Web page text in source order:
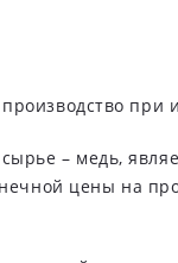
при
– медь,
цены на